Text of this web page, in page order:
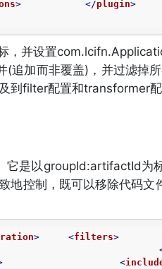
> </plugin>
，并设置
追加而非覆盖)，并过滤掉
到filter配置和transformer配
它是以groupId:artifactId为
控制，既可以移除代码文
> <filters>
<